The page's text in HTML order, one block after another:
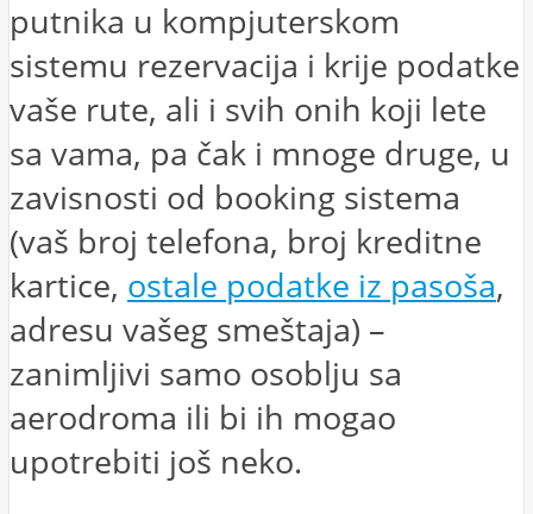
putnika u kompjuterskom
sistemu rezervacija i krije podatke
vaše rute, ali i svih onih koji lete
sa vama, pa čak i mnoge druge, u
zavisnosti od booking sistema
(vaš broj telefona, broj kreditne
kartice, ostale podatke iz pasoša,
adresu vašeg smeštaja) –
zanimljivi samo osoblju sa
aerodroma ili bi ih mogao
upotrebiti još neko.